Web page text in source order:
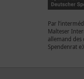
Par
Malteser
allemand
Spendenrat